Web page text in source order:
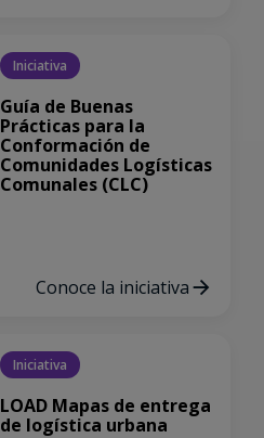
Iniciativa
Guía de Buenas
Prácticas para la
Conformación de
Comunidades Logísticas
Comunales (CLC)
Conoce la iniciativa
Iniciativa
LOAD Mapas de entrega
de logística urbana